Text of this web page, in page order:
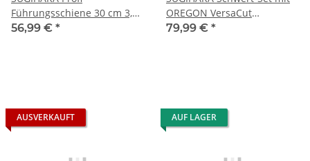
Führungsschiene 30 cm 3,8
Low Pro 1,3 mm 44 TG SL2U-
56,99 € *
OREGON VersaCut
Sägeketten 30 cm 3/8" LP 1,3
79,99 € *
AUSVERKAUFT AUF LAGER